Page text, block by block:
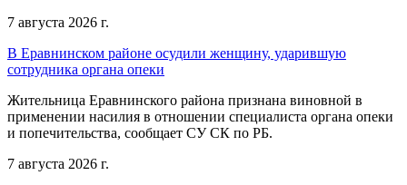
7 августа 2026 г.
В Еравнинском районе осудили женщину, ударившую
сотрудника органа опеки
Жительница Еравнинского района признана виновной в
применении насилия в отношении специалиста органа опеки
и попечительства, сообщает СУ СК по РБ.
7 августа 2026 г.